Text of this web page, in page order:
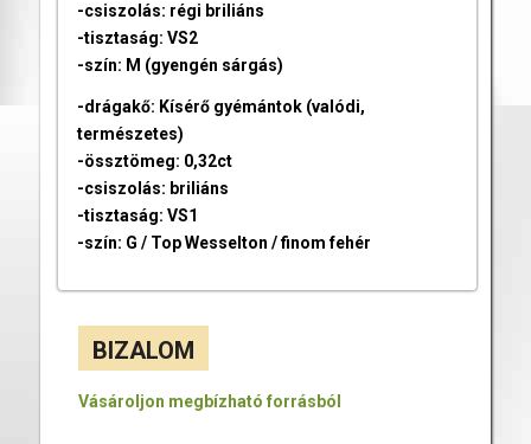
-csiszolás: régi briliáns
-tisztaság: VS2
-szín: M (gyengén sárgás)
-drágakő: Kísérő gyémántok (valódi,
természetes)
-össztömeg: 0,32ct
-csiszolás: briliáns
-tisztaság: VS1
-szín: G / Top Wesselton / finom fehér
BIZALOM
Vásároljon megbízható forrásból